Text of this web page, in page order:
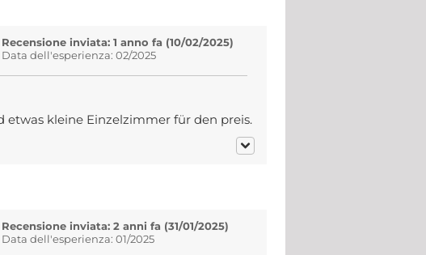
Recensione inviata: 1 anno fa (10/02/2025)
Data dell'esperienza: 02/2025
kleine Einzelzimmer für den preis.
Recensione inviata: 2 anni fa (31/01/2025)
Data dell'esperienza: 01/2025